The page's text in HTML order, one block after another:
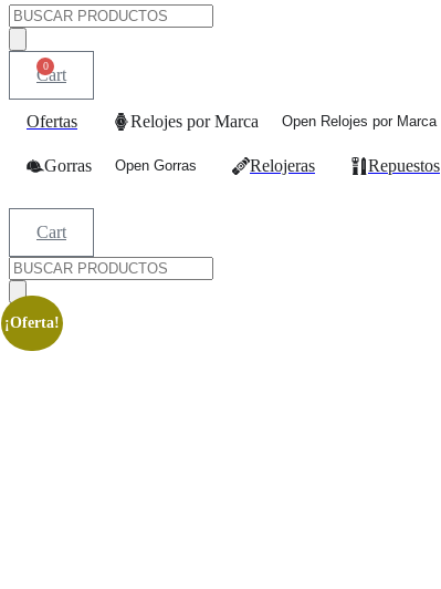
Búsqueda
de
productos
0
Cart
Ofertas Relojes por Marca Open Relojes por Marca
Gorras Open Gorras Relojeras Repuestos
Cart
Búsqueda
de
productos
¡Oferta!